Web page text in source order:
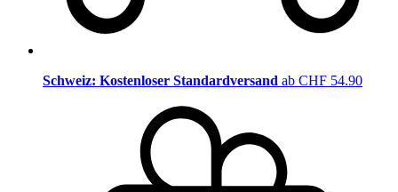
Schweiz: Kostenloser Standardversand ab CHF 54.90